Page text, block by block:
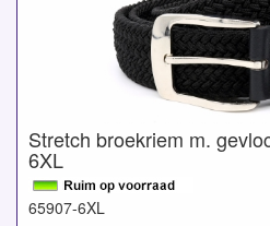
Stretch broekriem m.
6XL
65907-6XL